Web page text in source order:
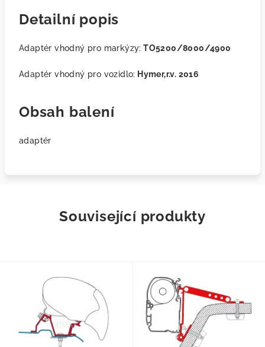
Detailní popis
Adaptér vhodný pro markýzy: TO5200/8000/4900
Adaptér vhodný pro vozidlo: Hymer,r.v. 2016
Obsah balení
adaptér
Související produkty